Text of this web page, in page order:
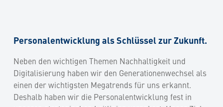
Personalentwicklung als Schlüssel zur Zukunft.
Neben den wichtigen Themen Nachhaltigkeit und
Digitalisierung haben wir den Generationenwechsel als
einen der wichtigsten Megatrends für uns erkannt.
Deshalb haben wir die Personalentwicklung fest in